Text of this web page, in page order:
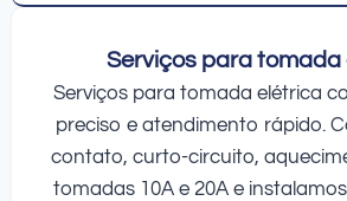
Serviços para tomada
Serviços para tomada elétrica
preciso e atendimento rápido.
contato, curto-circuito,
tomadas 10A e 20A e